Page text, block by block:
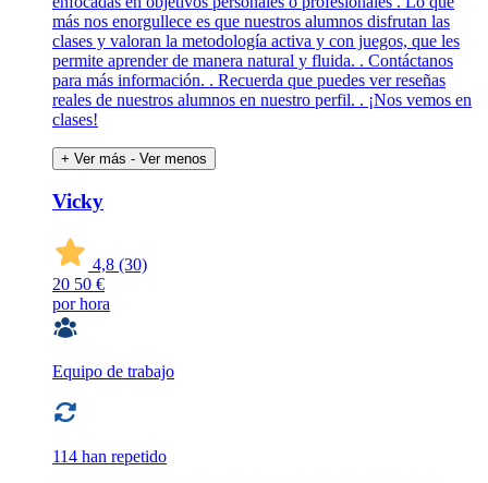
más nos enorgullece es que nuestros alumnos disfrutan las
clases y valoran la metodología activa y con juegos, que les
permite aprender de manera natural y fluida. . Contáctanos
para más información. . Recuerda que puedes ver reseñas
reales de nuestros alumnos en nuestro perfil. . ¡Nos vemos en
clases!
+ Ver más - Ver menos
Vicky
4,8 (30)
20 50 €
por hora
Equipo de trabajo
114 han repetido